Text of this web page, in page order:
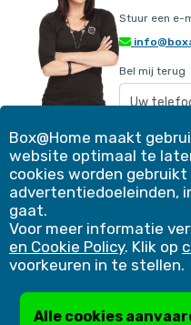
Stuur een e-
Bel mij terug
Ons aanbod
Werkwijze
Simulatie
Voordelen
Veelgestelde vragen
Contact
Blog
Copyright 2026 |Cookies instellen
Algemene voorwaarden|Niet-
Box@Home maakt
website optimaal te
cookies worden
advertentiedoeleinden,
gaat.
Voor meer informatie
en Cookie Policy. Klik op
voorkeuren in te stellen.